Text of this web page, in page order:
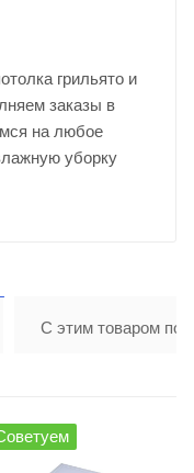
грильято и
заказы в
на любое
уборку
С этим товаром